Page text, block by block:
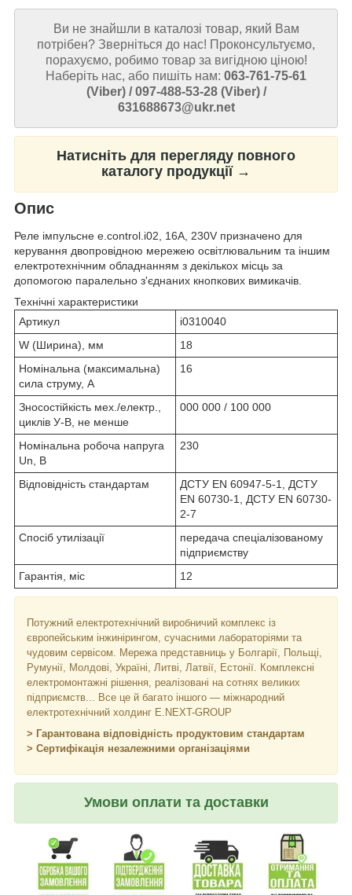
Ви не знайшли в каталозі товар, який Вам
потрібен? Зверніться до нас! Проконсультуємо,
порахуємо, робимо товар за вигідною ціною!
Наберіть нас, або пишіть нам: 063-761-75-61
(Viber) / 097-488-53-28 (Viber) /
631688673@ukr.net
Натисніть для перегляду повного
каталогу продукції →
Опис
Реле імпульсне e.control.i02, 16A, 230V призначено для
керування двопровідною мережею освітлювальним та іншим
електротехнічним обладнанням з декількох місць за
допомогою паралельно з'єднаних кнопкових вимикачів.
Технічні характеристики
Артикул
i0310040
W (Ширина), мм
18
Номінальна (максимальна)
сила струму, А
16
Зносостійкість мех./електр.,
циклів У-В, не менше
000 000 / 100 000
Номінальна робоча напруга
Un, В
230
Відповідність стандартам
ДСТУ EN 60947-5-1, ДСТУ
EN 60730-1, ДСТУ EN 60730-
2-7
Спосіб утилізації
передача спеціалізованому
підприємству
Гарантія, міс
12
Потужний електротехнічний виробничий комплекс із
європейським інжинірингом, сучасними лабораторіями та
чудовим сервісом. Мережа представниць у Болгарії, Польщі,
Румунії, Молдові, Україні, Литві, Латвії, Естонії. Комплексні
електромонтажні рішення, реалізовані на сотнях великих
підприємств... Все це й багато іншого — міжнародний
електротехнічний холдинг E.NEXT-GROUP
> Гарантована відповідність продуктовим стандартам
> Сертифікація незалежними організаціями
Умови оплати та доставки